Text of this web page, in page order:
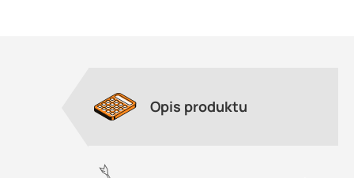
Opis produktu